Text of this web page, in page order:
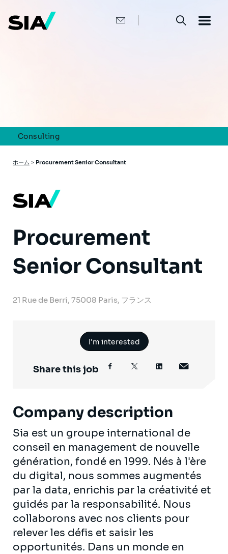
Consulting
パ
ず
ホーム > Procurement Senior Consultant
Procurement
Senior Consultant
21 Rue de Berri, 75008 Paris, フランス
I'm interested
Share this job
Company description
Sia est un groupe international de
conseil en management de nouvelle
génération, fondé en 1999. Nés à l'ère
du digital, nous sommes augmentés
par la data, enrichis par la créativité et
guidés par la responsabilité. Nous
collaborons avec nos clients pour
relever les défis et saisir les
opportunités. Dans un monde en